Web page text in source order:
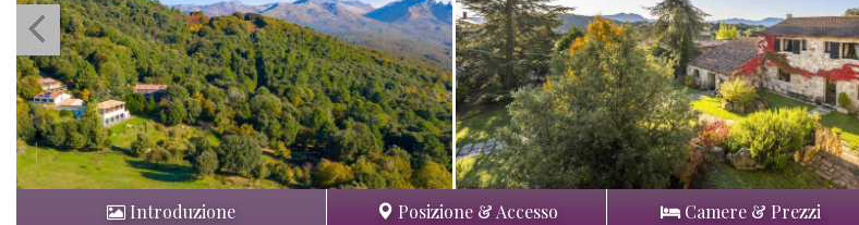
Introduzione Posizione & Accesso Camere & Prezzi